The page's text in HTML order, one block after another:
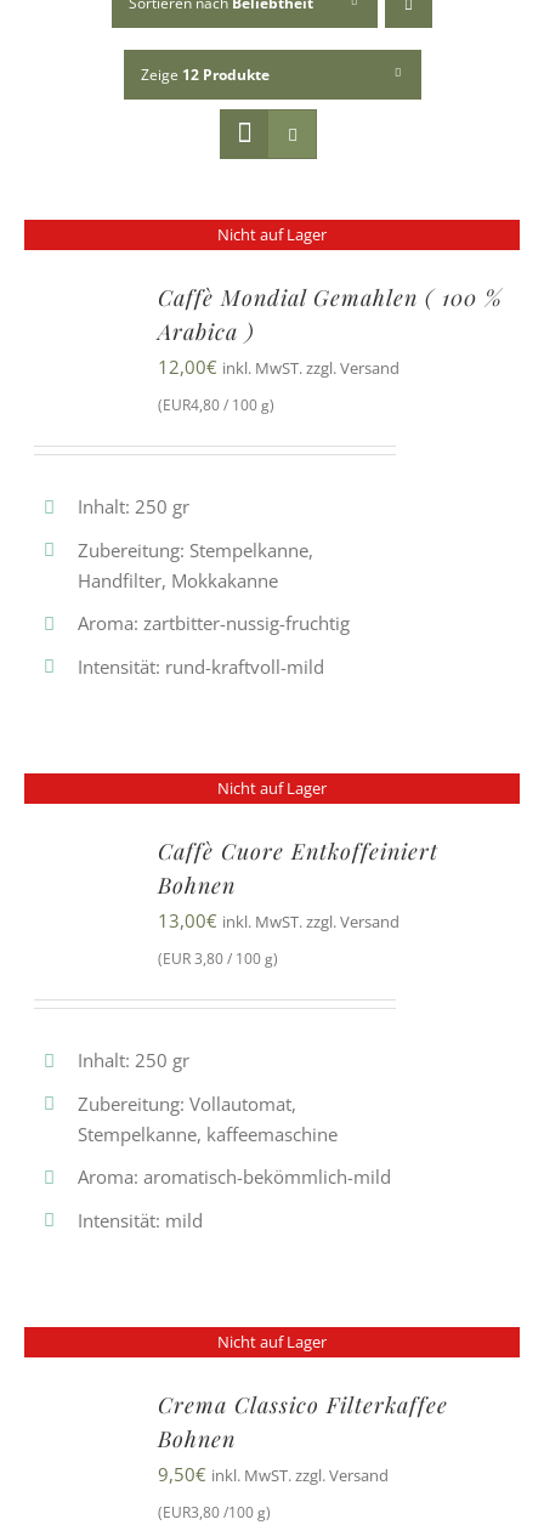
Zeige 12 Produkte
Nicht auf Lager
Caffè Mondial Gemahlen ( 100 %
Arabica )
12,00€ inkl. MwST. zzgl. Versand
(EUR4,80 / 100 g)
Inhalt: 250 gr
Zubereitung: Stempelkanne,
Handfilter, Mokkakanne
Aroma: zartbitter-nussig-fruchtig
Intensität: rund-kraftvoll-mild
Nicht auf Lager
Caffè Cuore Entkoffeiniert
Bohnen
13,00€ inkl. MwST. zzgl. Versand
(EUR 3,80 / 100 g)
Inhalt: 250 gr
Zubereitung: Vollautomat,
Stempelkanne, kaffeemaschine
Aroma: aromatisch-bekömmlich-mild
Intensität: mild
Nicht auf Lager
Crema Classico Filterkaffee
Bohnen
9,50€ inkl. MwST. zzgl. Versand
(EUR3,80 /100 g)